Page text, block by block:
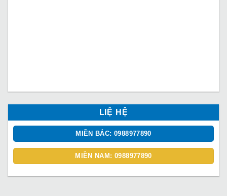
LIỆ HỆ
MIỀN BẮC: 0988977890
MIỀN NAM: 0988977890